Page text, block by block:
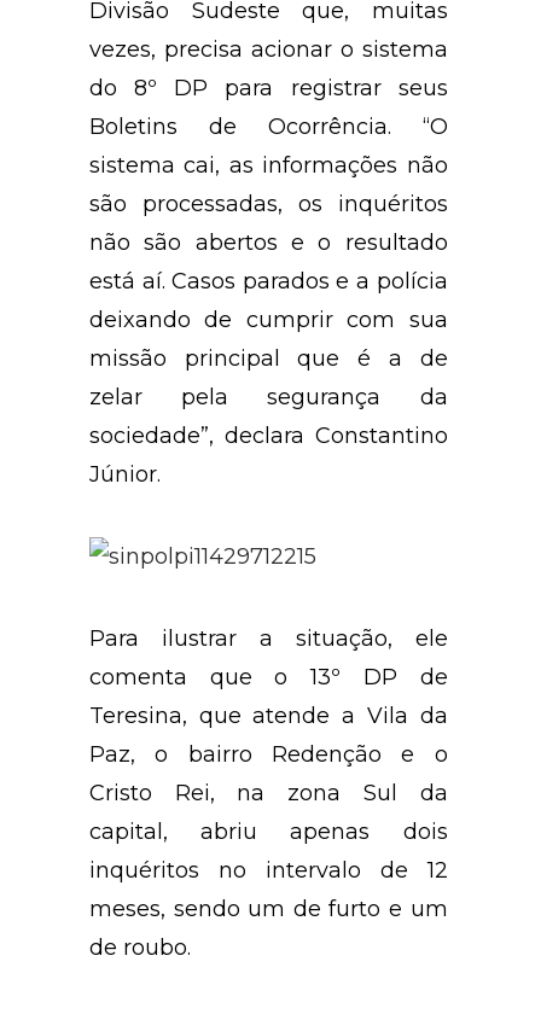
Divisão Sudeste que, muitas
vezes, precisa acionar o sistema
do 8º DP para registrar seus
Boletins de Ocorrência. “O
sistema cai, as informações não
são processadas, os inquéritos
não são abertos e o resultado
está aí. Casos parados e a polícia
deixando de cumprir com sua
missão principal que é a de
zelar pela segurança da
sociedade”, declara Constantino
Júnior.
Para ilustrar a situação, ele
comenta que o 13º DP de
Teresina, que atende a Vila da
Paz, o bairro Redenção e o
Cristo Rei, na zona Sul da
capital, abriu apenas dois
inquéritos no intervalo de 12
meses, sendo um de furto e um
de roubo.